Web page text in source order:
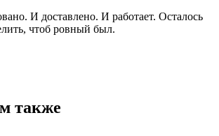
И доставлено. И работает. Осталось
чтоб ровный был.
также